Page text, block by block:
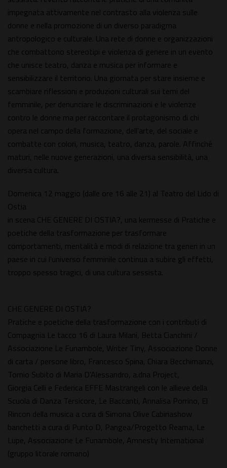
impegnata attivamente nel contrasto alla violenza sulle
donne e nella promozione di un diverso paradigma
antropologico e culturale. Una rete di donne e organizzazioni
che combattono stereotipi e violenza di genere in un evento
che unisce teatro, danza e musica per informare e
sensibilizzare il territorio. Una giornata per stare insieme e
scambiare riflessioni e produzioni culturali sui temi del
femminile, per denunciare le discriminazioni e le violenze
contro le donne ma per raccontare il protagonismo di chi
opera nel campo della formazione, dell'arte, del sociale e
combatte con colori, musica, teatro, danza, parole. Affinché
maturi, nelle nuove generazioni, una diversa sensibilità, una
diversa cultura.
Domenica 12 maggio (dalle ore 16 alle 21) al Teatro del Lido di
Ostia
in scena CHE GENERE DI OSTIA?, una kermesse di Pratiche e
poetiche della trasformazione per trasformare
comportamenti, mentalità e modi di relazione tra generi in un
paese in cui l'universo femminile continua a subire gli effetti,
troppo spesso tragici, di una cultura sessista.
CHE GENERE DI OSTIA?
Pratiche e poetiche della trasformazione con i contributi di
Compagnia Le tacco 16 di Laura Milani, Betta Cianchini /
Associazione Le Funambole, Writer Tiny, Associazione Donne
di carta / persone libro, Francesco Spina, Chiara Becchimanzi,
Tornio Subito di Maria D'Alessandro, a.dna Project,
Giorgia Celli e Federica EFFE Mastrangeli con le allieve della
Scuola di Danza Tersicore, Le Baccanti, Annalisa Porrino, El
Rincon della musica a cura di Simona Olive Cabiriashow
banchetti a cura di Punto D, Pangea/Progetto Reama, Le
Lupe, Associazione Le Funambole, Amnesty International
(gruppo litorale romano)